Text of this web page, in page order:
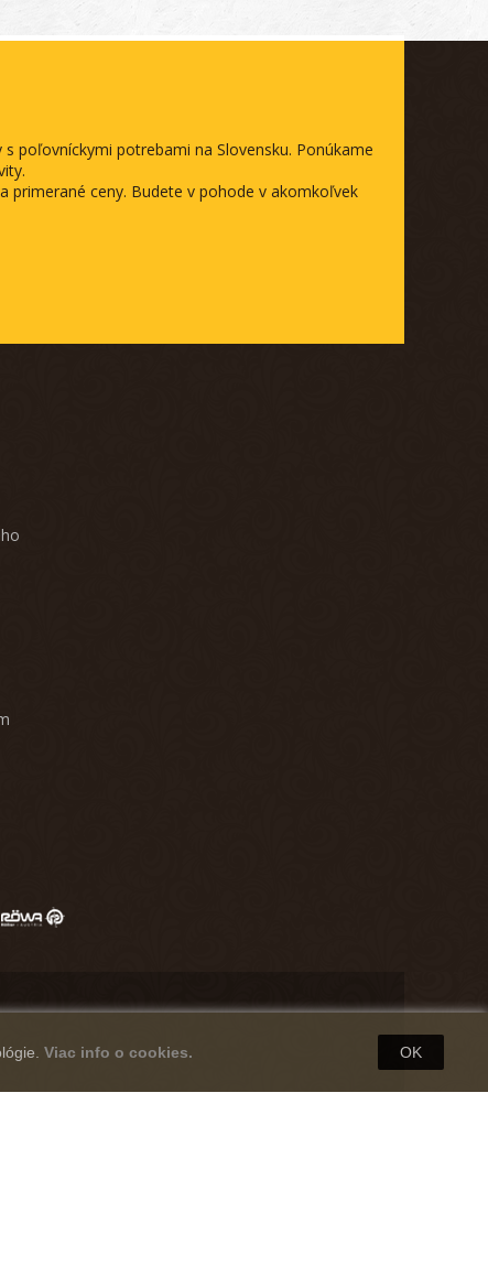
poľovníckymi potrebami na Slovensku. Ponúkame
primerané ceny. Budete v pohode v akomkoľvek
Viac info o cookies. OK